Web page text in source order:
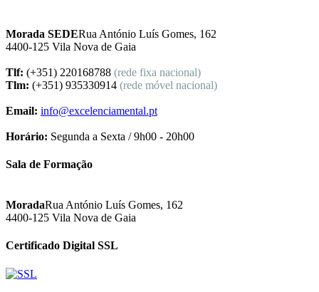
Morada SEDERua António Luís Gomes, 162
4400-125 Vila Nova de Gaia
Tlf: (+351) 220168788 (rede fixa nacional)
Tlm: (+351) 935330914 (rede móvel nacional)
Email: info@excelenciamental.pt
Horário: Segunda a Sexta / 9h00 - 20h00
Sala de Formação
MoradaRua António Luís Gomes, 162
4400-125 Vila Nova de Gaia
Certificado Digital SSL